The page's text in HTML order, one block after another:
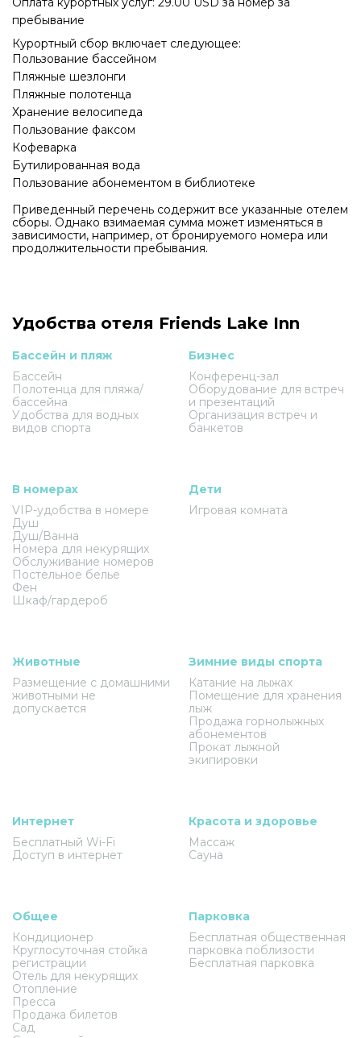
пребывание
Курортный сбор включает следующее:
Пользование бассейном
Пляжные шезлонги
Пляжные полотенца
Хранение велосипеда
Пользование факсом
Кофеварка
Бутилированная вода
Пользование абонементом в библиотеке
Приведенный перечень содержит все указанные отелем
сборы. Однако взимаемая сумма может изменяться в
зависимости, например, от бронируемого номера или
продолжительности пребывания.
Удобства отеля Friends Lake Inn
Бассейн и пляж
Бассейн
Полотенца для пляжа/
бассейна
Удобства для водных
видов спорта
Бизнес
Конференц-зал
Оборудование для встреч
и презентаций
Организация встреч и
банкетов
В номерах
VIP-удобства в номере
Душ
Душ/Ванна
Номера для некурящих
Обслуживание номеров
Постельное белье
Фен
Шкаф/гардероб
Дети
Игровая комната
Животные
Размещение с домашними
животными не
допускается
Зимние виды спорта
Катание на лыжах
Помещение для хранения
лыж
Продажа горнолыжных
абонементов
Прокат лыжной
экипировки
Интернет
Бесплатный Wi-Fi
Доступ в интернет
Красота и здоровье
Массаж
Сауна
Общее
Кондиционер
Круглосуточная стойка
регистрации
Отель для некурящих
Отопление
Пресса
Продажа билетов
Сад
Парковка
Бесплатная общественная
парковка поблизости
Бесплатная парковка